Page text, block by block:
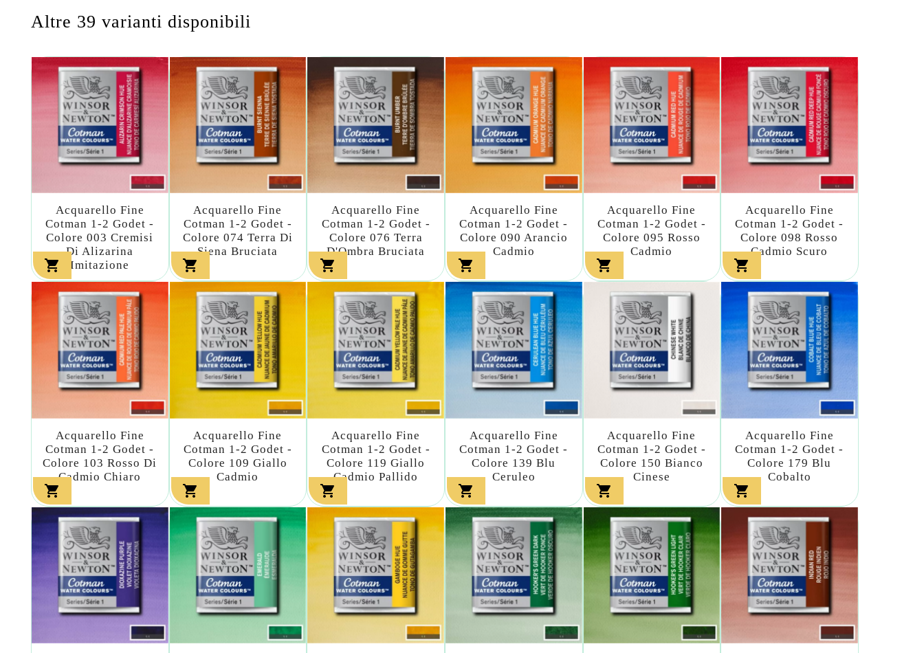
Altre 39 varianti disponibili
Acquarello Fine
Cotman 1-2 Godet -
Colore 003 Cremisi
Di Alizarina
Imitazione

Acquarello Fine
Cotman 1-2 Godet -
Colore 074 Terra Di
Siena Bruciata

Acquarello Fine
Cotman 1-2 Godet -
Colore 076 Terra
D'Ombra Bruciata

Acquarello Fine
Cotman 1-2 Godet -
Colore 090 Arancio
Cadmio

Acquarello Fine
Cotman 1-2 Godet -
Colore 095 Rosso
Cadmio

Acquarello Fine
Cotman 1-2 Godet -
Colore 098 Rosso
Cadmio Scuro

Acquarello Fine
Cotman 1-2 Godet -
Colore 103 Rosso Di
Cadmio Chiaro

Acquarello Fine
Cotman 1-2 Godet -
Colore 109 Giallo
Cadmio

Acquarello Fine
Cotman 1-2 Godet -
Colore 119 Giallo
Cadmio Pallido

Acquarello Fine
Cotman 1-2 Godet -
Colore 139 Blu
Ceruleo

Acquarello Fine
Cotman 1-2 Godet -
Colore 150 Bianco
Cinese

Acquarello Fine
Cotman 1-2 Godet -
Colore 179 Blu
Cobalto
